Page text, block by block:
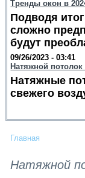
Тренды окон в
Подводя
сложно
будут
09/26/2023 - 03:41
Натяжной потолок
Натяжные
свежего
Главная
Натяжной